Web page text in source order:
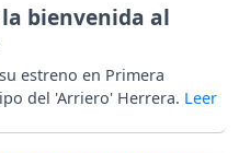
bienvenida al
estreno en Primera
del 'Arriero' Herrera.